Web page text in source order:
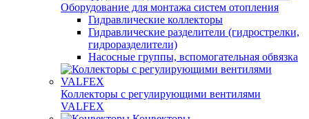
Оборудование для монтажа систем отопления
Гидравлические коллекторы
Гидравлические разделители (гидрострелки,
гидроразделители)
Насосные группы, вспомогательная обвязка
Коллекторы с регулирующими вентилями
VALFEX